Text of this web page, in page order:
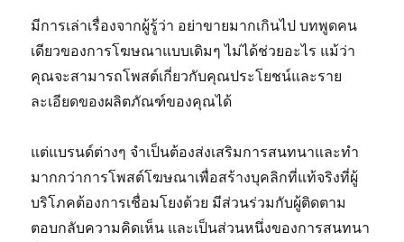
มีการเล่าเรื่องจากผู้รู้ว่า อย่าขายมากเกินไป บทพูดคน
เดียวของการโฆษณาแบบเดิมๆ ไม่ได้ช่วยอะไร แม้ว่า
คุณจะสามารถโพสต์เกี่ยวกับคุณประโยชน์และราย
ละเอียดของผลิตภัณฑ์ของคุณได้
แต่แบรนด์ต่างๆ จำเป็นต้องส่งเสริมการสนทนาและทำ
มากกว่าการโพสต์โฆษณาเพื่อสร้างบุคลิกที่แท้จริงที่ผู้
บริโภคต้องการเชื่อมโยงด้วย มีส่วนร่วมกับผู้ติดตาม
ตอบกลับความคิดเห็น และเป็นส่วนหนึ่งของการสนทนา